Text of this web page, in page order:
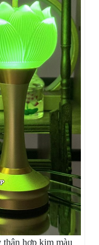
hợp kim màu